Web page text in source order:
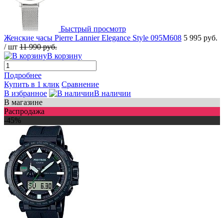
Быстрый просмотр
Женские часы Pierre Lannier Elegance Style 095M608 5 995 руб.
/ шт 11 990 руб.
В корзину
Подробнее
Купить в 1 клик Сравнение
В избранное
В наличии
В магазине
Распродажа
-45%